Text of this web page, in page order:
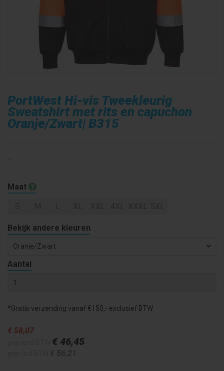
PortWest Hi-vis Tweekleurig
Sweatshirt met rits en capuchon
Oranje/Zwart| B315
...
Maat
Bekijk andere kleuren
Oranje/zwart
Aantal
*Gratis verzending vanaf €150,- exclusief BTW
€ 58,07
€ 46,45